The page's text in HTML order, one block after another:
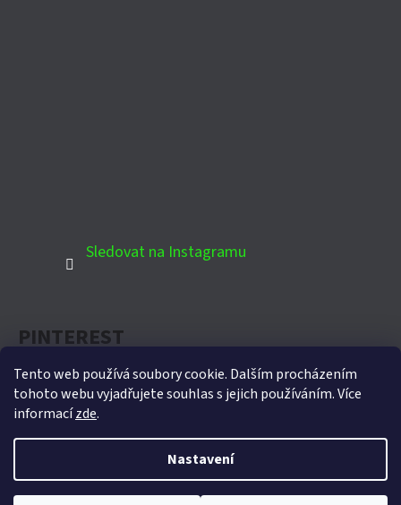
Tento web používá soubory cookie. Dalším procházením
tohoto webu vyjadřujete souhlas s jejich používáním. Více
informacízde.
Nastavení
Sledovat na Instagramu
PINTEREST
Oficiální partner Biohort pro Českou republiku
Vytvořil Shoptet